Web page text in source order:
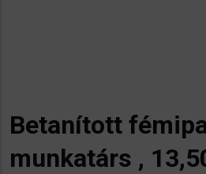
Betanított
munkatárs ,